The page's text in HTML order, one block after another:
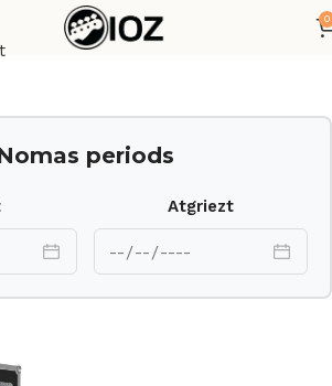
0
periods
Atgriezt